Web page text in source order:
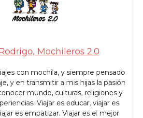
Mochileros 2.0
con mochila, y siempre pensado
y en transmitir a mis hijas la pasión
mundo, culturas, religiones y
Viajar es educar, viajar es
es empatizar. Viajar es el mejor